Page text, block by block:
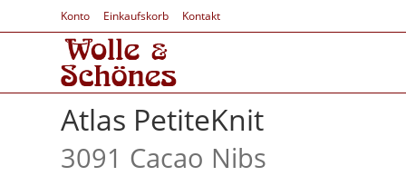
Konto Einkaufskorb Kontakt
Atlas PetiteKnit
3091 Cacao Nibs